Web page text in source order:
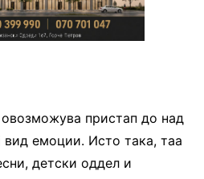
пристап до над
вид емоции. Исто така, тaa
детски оддел и